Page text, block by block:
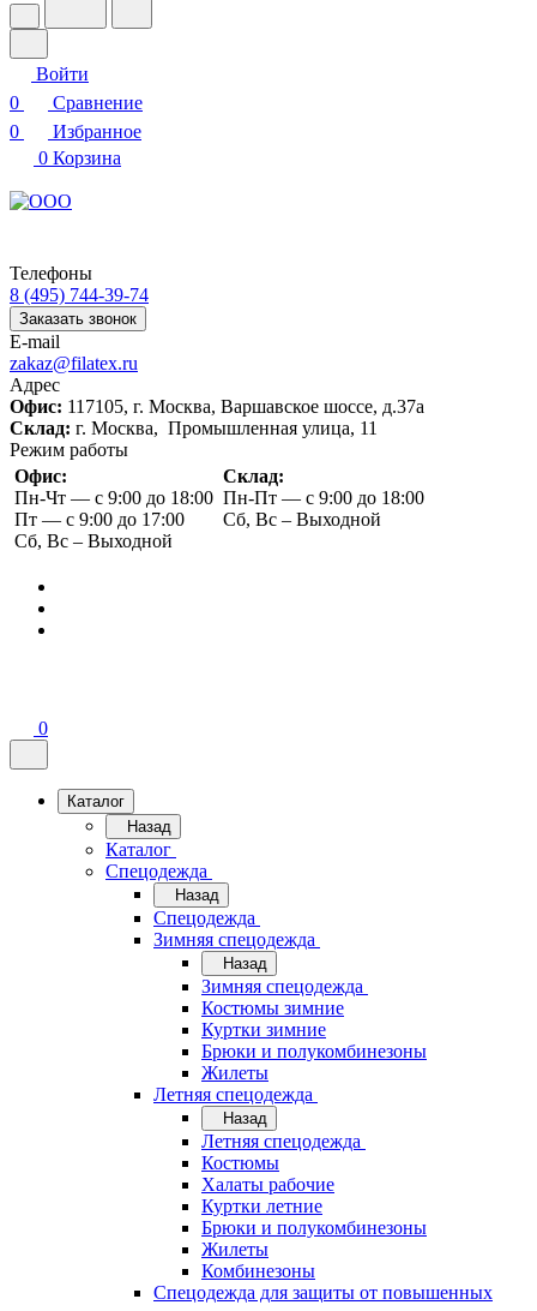
Войти
0
Сравнение
0
Избранное
0 Корзина
Телефоны
8 (495) 744-39-74
Заказать звонок
E-mail
zakaz@filatex.ru
Адрес
Офис: 117105, г. Москва, Варшавское шоссе, д.37а
Склад: г. Москва, Промышленная улица, 11
Режим работы
Офис:
Пн-Чт — с 9:00 до 18:00
Пт — с 9:00 до 17:00
Сб, Вс – Выходной
Склад:
Пн-Пт — с 9:00 до 18:00
Сб, Вс – Выходной
0
Каталог
Назад
Каталог
Спецодежда
Назад
Спецодежда
Зимняя спецодежда
Назад
Зимняя спецодежда
Костюмы зимние
Куртки зимние
Брюки и полукомбинезоны
Жилеты
Летняя спецодежда
Назад
Летняя спецодежда
Костюмы
Халаты рабочие
Куртки летние
Брюки и полукомбинезоны
Жилеты
Комбинезоны
Спецодежда для защиты от повышенных